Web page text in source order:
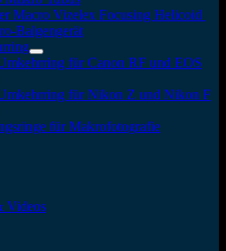
Macro Vizelex Focusing Helicoid
Balgengerät
für Canon RF und EOS
für Nikon Z und Nikon F
für Makrofotografie
Videos